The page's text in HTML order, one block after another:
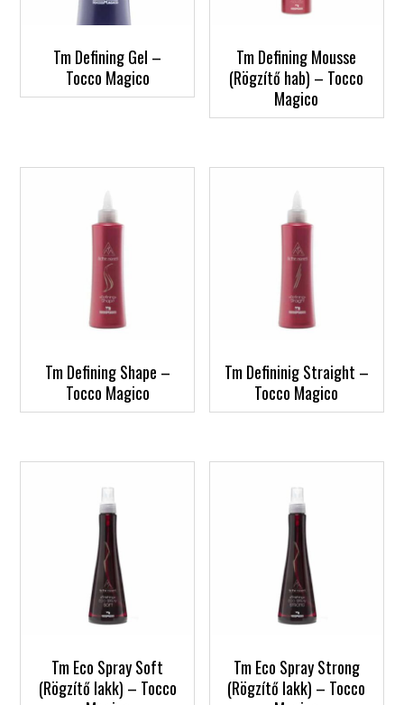
Tm Defining Gel –
Tocco Magico
Tm Defining Mousse
(Rögzítő hab) – Tocco
Magico
Tm Defining Shape –
Tocco Magico
Tm Defininig Straight –
Tocco Magico
Tm Eco Spray Soft
(Rögzítő lakk) – Tocco
Tm Eco Spray Strong
(Rögzítő lakk) – Tocco